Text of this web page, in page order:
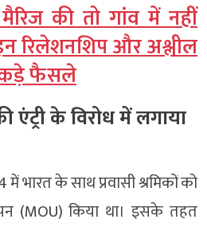
की तो गांव में नहीं
रिलेशनशिप और अश्लील
कड़े फैसले
एंट्री के विरोध में लगाया
भारत के साथ प्रवासी श्रमिकों को
(MOU) किया था। इसके तहत